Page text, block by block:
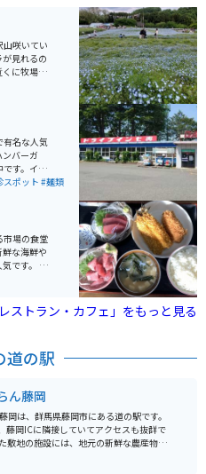
山咲いてい
見れるの
くに牧場も
のでクネ
有名な人気
バーガ
です。イー
が出来ま
歩も出来
スポット #麺類
市場の食堂
な海鮮や
す。 市
あいと活
。 東京の
ーカルな
レストラン・カフェ」をもっと見る
道の駅
ん藤岡
岡は、群馬県藤岡市にある道の駅です。
藤岡ICに隣接していてアクセスも抜群で
れあい広場」や、群馬の名産品や工芸品